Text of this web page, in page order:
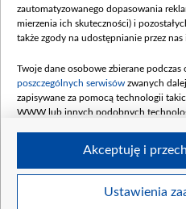
Dofinansowanie 48 862
Data podpisania
Dofinansowanie 900
Data podpisania
26 lutego 80 mln, 4
czerwca 90 mln)
zautomatyzowanego dopasowania
mierzenia ich skuteczności) i
także zgody na udostępnianie przez
Twoje dane osobowe zbierane podczas
poszczególnych serwisów zwanych
zapisywane za pomocą technologii
WWW lub innych podobnych
Twoje dane osobowe zbierane podczas
Ustawienia
Akceptuję i